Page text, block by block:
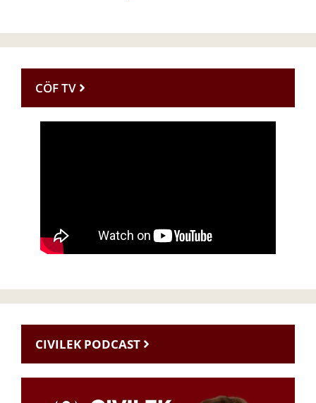
CÖF TV
CIVILEK PODCAST